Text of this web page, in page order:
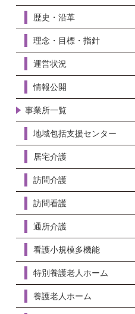
歴史・沿革
理念・目標・指針
運営状況
情報公開
事業所一覧
地域包括支援センター
居宅介護
訪問介護
訪問看護
通所介護
看護小規模多機能
特別養護老人ホーム
養護老人ホーム